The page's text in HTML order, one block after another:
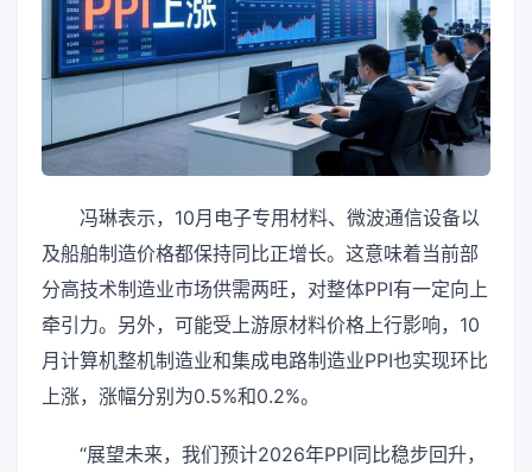
冯琳表示，10月电子专用材料、微波通信设备以
及船舶制造价格都保持同比正增长。这意味着当前部
分高技术制造业市场供需两旺，对整体PPI有一定向上
牵引力。另外，可能受上游原材料价格上行影响，10
月计算机整机制造业和集成电路制造业PPI也实现环比
上涨，涨幅分别为0.5%和0.2%。
“展望未来，我们预计2026年PPI同比稳步回升，